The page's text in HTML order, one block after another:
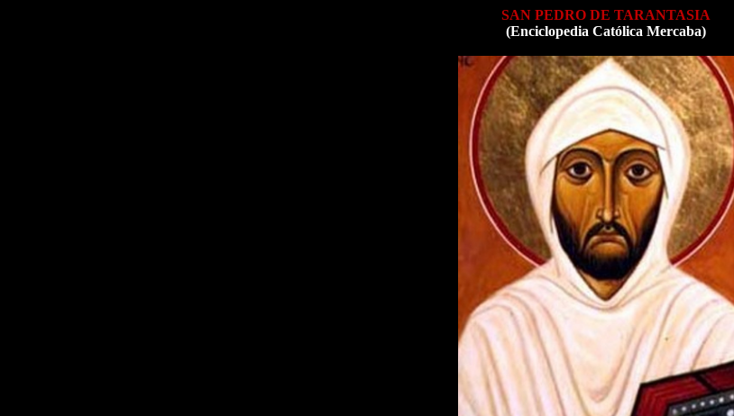
SAN PEDRO DE TARANTASIA
(Enciclopedia Católica Mercaba)